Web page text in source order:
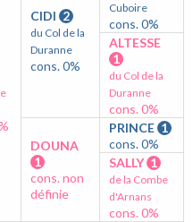
CIDI 2
du Col de la
Duranne
cons. 0%
Cuboire
cons. 0%
ALTESSE
1
du Col de la
Duranne
cons. 0%
DOUNA
1
cons. non
définie
PRINCE 1
cons. 0%
SALLY 1
de la Combe
d'Arnans
cons. 0%